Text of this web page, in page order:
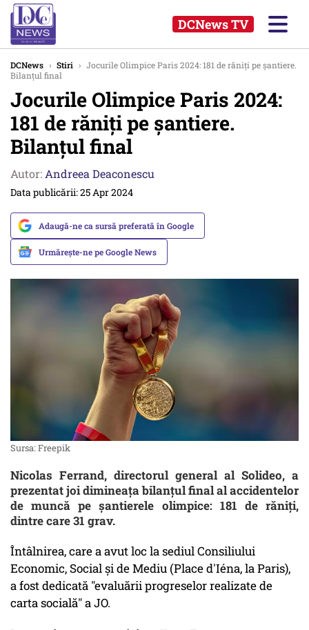
DCNews TV
DCNews › Stiri › Jocurile Olimpice Paris 2024: 181 de răniți pe șantiere.
Bilanțul final
Jocurile Olimpice Paris 2024:
181 de răniți pe șantiere.
Bilanțul final
Autor: Andreea Deaconescu
Data publicării: 25 Apr 2024
Adaugă-ne ca sursă preferată în Google
Urmărește-ne pe Google News
Sursa: Freepik
Nicolas Ferrand, directorul general al Solideo, a
prezentat joi dimineața bilanțul final al accidentelor
de muncă pe șantierele olimpice: 181 de răniți,
dintre care 31 grav.
Întâlnirea, care a avut loc la sediul Consiliului
Economic, Social și de Mediu (Place d'Iéna, la Paris),
a fost dedicată "evaluării progreselor realizate de
carta socială" a JO.